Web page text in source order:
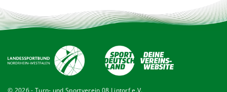
© 2026 - Turn- und Sportverein 08 Lintorf e.V.